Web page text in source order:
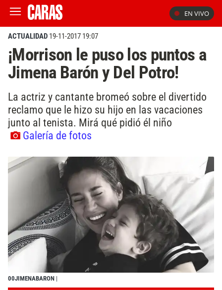
EN VIVO
ACTUALIDAD 19-11-2017 19:07
¡Morrison le puso los puntos a
Jimena Barón y Del Potro!
La actriz y cantante bromeó sobre el divertido
reclamo que le hizo su hijo en las vacaciones
junto al tenista. Mirá qué pidió él niño
Galería de fotos
00JIMENABARON |